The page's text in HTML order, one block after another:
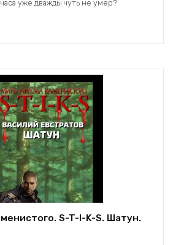
уже дважды чуть не умер?
S-T-I-K-S. Шатун.